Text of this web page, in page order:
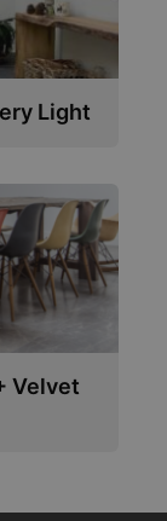
Light
Velvet